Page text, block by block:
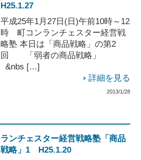
H25.1.27
平成25年1月27日(日)午前10時～12
時 町コンランチェスター経営戦
略塾 本日は「商品戦略」の第2
回 「弱者の商品戦略」
&nbs […]
詳細を見る
2013/1/28
ランチェスター経営戦略塾「商品
戦略」1 H25.1.20